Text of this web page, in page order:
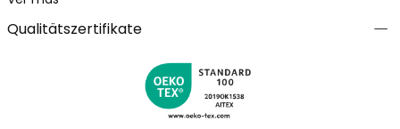
Jahren. Das weiche Material sorgt für Komfort und Wärme,
während der Knopfverschluss die Handhabung erleichtert.
Perfekt, um sie mit Hosen oder Röcken zu kombinieren und zu
Qualitätszertifikate